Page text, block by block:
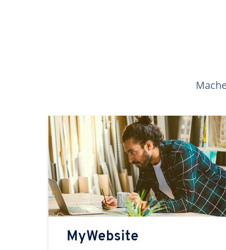
MyWebsite